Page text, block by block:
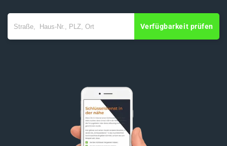
Verfügbarkeit prüfen